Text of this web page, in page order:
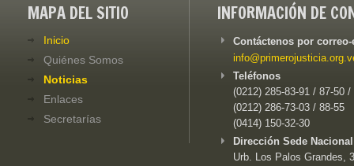
MAPA DEL SITIO
Inicio
Quiénes Somos
Noticias
Enlaces
Secretarías
INFORMACIÓN DE
Contáctenos por
Teléfonos
(0212) 285-83-91 / 87-50 /
(0212) 286-73-03 / 88-55
(0414) 150-32-30
Dirección Sede
Urb. Los Palos Grandes,